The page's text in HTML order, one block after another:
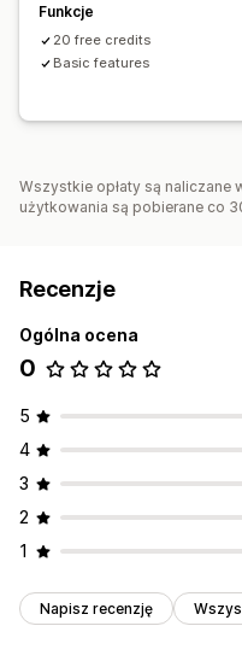
Funkcje
20 free credits
Basic features
Wszystkie opłaty są naliczane
użytkowania są pobierane co
Recenzje
Ogólna ocena
0
5
4
3
2
1
Napisz recenzję